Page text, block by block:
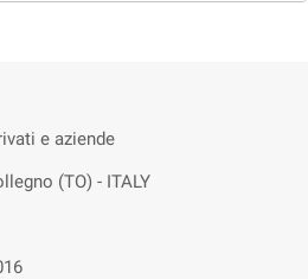
e aziende
(TO) - ITALY